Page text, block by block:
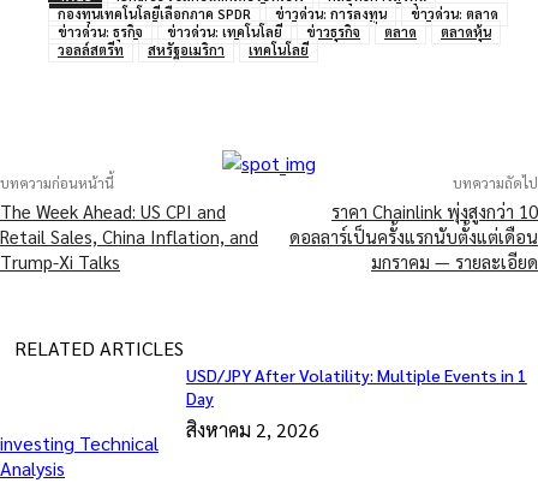
กองทุนเทคโนโลยีเลือกภาค SPDR
ข่าวด่วน: การลงทุน
ข่าวด่วน: ตลาด
ข่าวด่วน: ธุรกิจ
ข่าวด่วน: เทคโนโลยี ข่าวธุรกิจ ตลาด
ตลาดหุ้น
วอลล์สตรีท
สหรัฐอเมริกา เทคโนโลยี
บทความก่อนหน้านี้
The Week Ahead: US CPI and
Retail Sales, China Inflation, and
Trump-Xi Talks
บทความถัดไป
ราคา Chainlink พุ่งสูงกว่า 10
ดอลลาร์เป็นครั้งแรกนับตั้งแต่เดือน
มกราคม — รายละเอียด
RELATED ARTICLES
investing Technical
Analysis
USD/JPY After Volatility: Multiple Events in 1
Day
สิงหาคม 2, 2026